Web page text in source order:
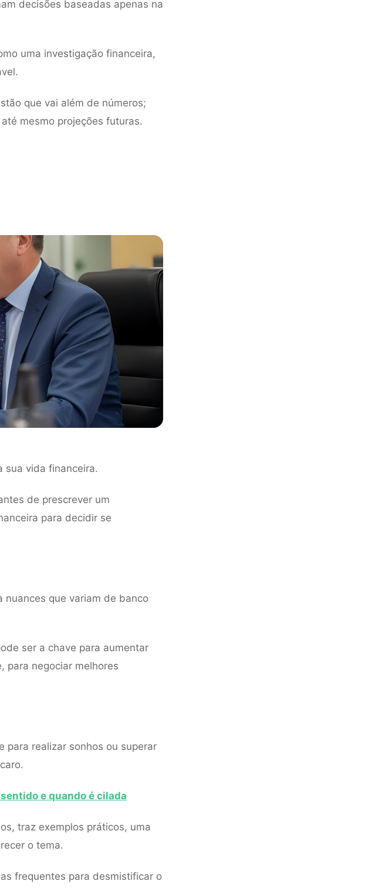
decisões baseadas apenas na
uma investigação financeira,
que vai além de números;
mesmo projeções futuras.
sua vida financeira.
de prescrever um
para decidir se
nuances que variam de banco
ser a chave para aumentar
para negociar melhores
para realizar sonhos ou superar
e quando é cilada
traz exemplos práticos, uma
o tema.
frequentes para desmistificar o